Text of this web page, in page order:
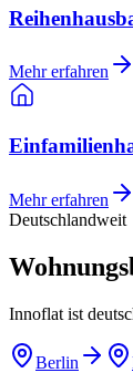
Mehr erfahren
Mehr erfahren
Deutschlandweit
Innoflat ist
Berlin